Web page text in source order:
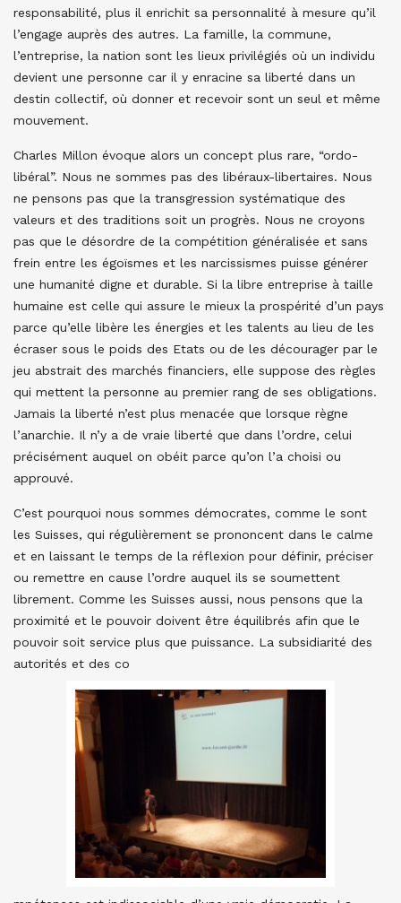
responsabilité, plus il enrichit sa personnalité à mesure qu’il
l’engage auprès des autres. La famille, la commune,
l’entreprise, la nation sont les lieux privilégiés où un individu
devient une personne car il y enracine sa liberté dans un
destin collectif, où donner et recevoir sont un seul et même
mouvement.
Charles Millon évoque alors un concept plus rare, “ordo-
libéral”. Nous ne sommes pas des libéraux-libertaires. Nous
ne pensons pas que la transgression systématique des
valeurs et des traditions soit un progrès. Nous ne croyons
pas que le désordre de la compétition généralisée et sans
frein entre les égoïsmes et les narcissismes puisse générer
une humanité digne et durable. Si la libre entreprise à taille
humaine est celle qui assure le mieux la prospérité d’un pays
parce qu’elle libère les énergies et les talents au lieu de les
écraser sous le poids des Etats ou de les décourager par le
jeu abstrait des marchés financiers, elle suppose des règles
qui mettent la personne au premier rang de ses obligations.
Jamais la liberté n’est plus menacée que lorsque règne
l’anarchie. Il n’y a de vraie liberté que dans l’ordre, celui
précisément auquel on obéit parce qu’on l’a choisi ou
approuvé.
C’est pourquoi nous sommes démocrates, comme le sont
les Suisses, qui régulièrement se prononcent dans le calme
et en laissant le temps de la réflexion pour définir, préciser
ou remettre en cause l’ordre auquel ils se soumettent
librement. Comme les Suisses aussi, nous pensons que la
proximité et le pouvoir doivent être équilibrés afin que le
pouvoir soit service plus que puissance. La subsidiarité des
autorités et des co